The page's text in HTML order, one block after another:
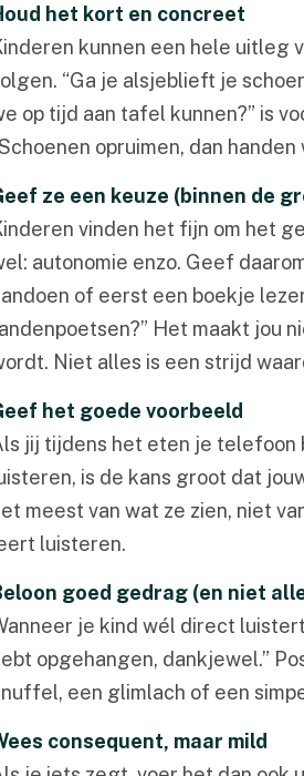
het kort en concreet
kunnen een hele uitleg
“Ga je alsjeblieft je
op tijd aan tafel kunnen?” is
opruimen, dan handen
ze een keuze (binnen de
vinden het fijn om het
autonomie enzo. Geef
of eerst een boekje
Het maakt jou
Niet alles is een strijd
het goede voorbeeld
jij tijdens het eten je
is de kans groot dat
meest van wat ze zien, niet
luisteren.
goed gedrag (en niet
je kind wél direct
opgehangen, dankjewel.”
een glimlach of een
consequent, maar mild